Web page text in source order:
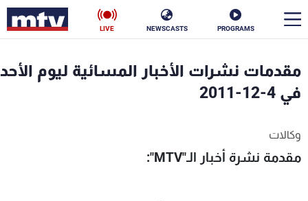
PROGRAMS
NEWSCASTS
LIVE
مقدمات نشرات الأخبار المسائية ليوم الأحد
في 4-12-2011
وكالات
مقدمة نشرة أخبار الـ"MTV
":
الأخبار
إقتصاد